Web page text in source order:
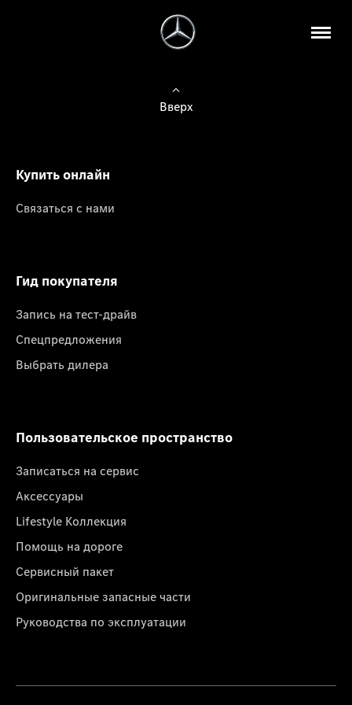
Вверх
Купить онлайн
Связаться с нами
Гид покупателя
Запись на тест-драйв
Спецпредложения
Выбрать дилера
Пользовательское пространство
Записаться на сервис
Аксессуары
Lifestyle Коллекция
Помощь на дороге
Сервисный пакет
Оригинальные запасные части
Руководства по эксплуатации